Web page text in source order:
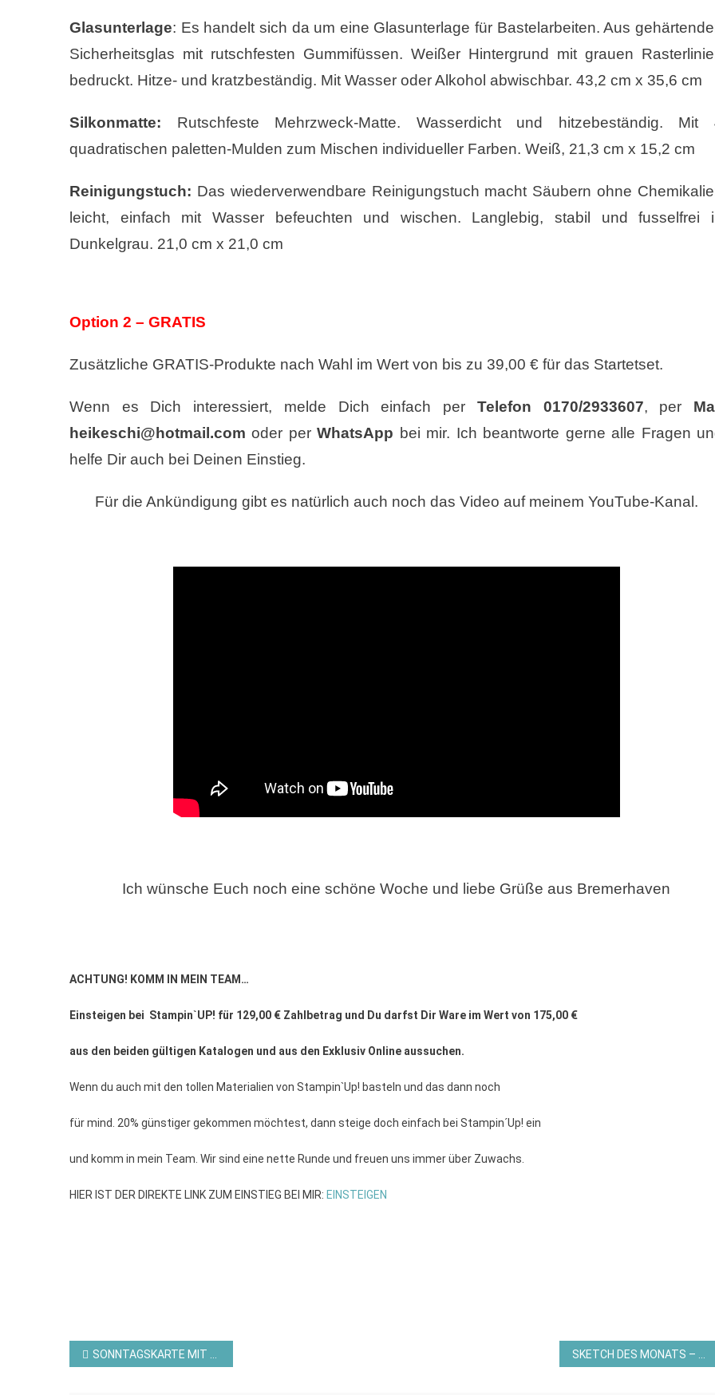
Glasunterlage: Es handelt sich da um eine Glasunterlage für Bastelarbeiten. Aus
Sicherheitsglas mit rutschfesten Gummifüssen. Weißer Hintergrund mit grauen
bedruckt. Hitze- und kratzbeständig. Mit Wasser oder Alkohol abwischbar. 43,2 cm x 35,6 cm
Silkonmatte: Rutschfeste Mehrzweck-Matte. Wasserdicht und hitzebeständig. Mit
quadratischen paletten-Mulden zum Mischen individueller Farben. Weiß, 21,3 cm x 15,2 cm
Reinigungstuch: Das wiederverwendbare Reinigungstuch macht Säubern ohne
leicht, einfach mit Wasser befeuchten und wischen. Langlebig, stabil und fusselfrei
Dunkelgrau. 21,0 cm x 21,0 cm
Option 2 – GRATIS
Zusätzliche GRATIS-Produkte nach Wahl im Wert von bis zu 39,00 € für das Startetset.
Wenn es Dich interessiert, melde Dich einfach per Telefon 0170/2933607, per
heikeschi@hotmail.com oder perWhatsApp bei mir. Ich beantworte gerne alle Fragen
helfe Dir auch bei Deinen Einstieg.
Für die Ankündigung gibt es natürlich auch noch das Video auf meinem YouTube-Kanal.
Ich wünsche Euch noch eine schöne Woche und liebe Grüße aus Bremerhaven
ACHTUNG! KOMM IN MEIN TEAM…
Einsteigen bei Stampin`UP! für 129,00 € Zahlbetrag und Du darfst Dir Ware im Wert von 175,00 €
aus den beiden gültigen Katalogen und aus den Exklusiv Online aussuchen.
Wenn du auch mit den tollen Materialien von Stampin`Up! basteln und das dann noch
für mind. 20% günstiger gekommen möchtest, dann steige doch einfach bei Stampin´Up! ein
und komm in mein Team. Wir sind eine nette Runde und freuen uns immer über Zuwachs.
HIER IST DER DIREKTE LINK ZUM EINSTIEG BEI MIR: EINSTEIGEN
Beitragsnavigation
SONNTAGSKARTE MIT DEM PRODUKTPAKET RARE ROSE VON STAMPIN´UP!©